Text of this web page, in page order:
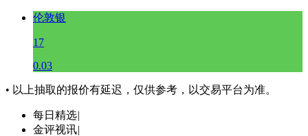
伦敦银
17
0.03
• 以上抽取的报价有延迟，仅供参考，以交易平台为准。
每日精选|
金评视讯|